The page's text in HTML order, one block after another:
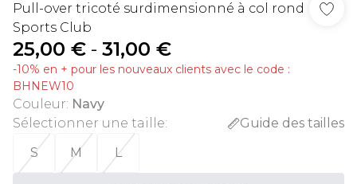
Pull-over tricoté surdimensionné à col rond
Sports Club
25,00 € - 31,00 €
-10% en + pour les nouveaux clients avec le code :
BHNEW10
Couleur: Navy
Sélectionner une taille:
Guide des tailles
S
M L